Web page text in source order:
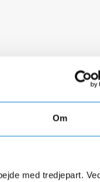
Om
med tredjepart.